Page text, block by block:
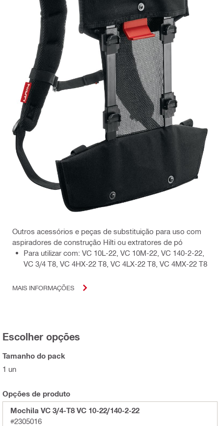
Outros acessórios e peças de substituição para uso com
aspiradores de construção Hilti ou extratores de pó
Para utilizar com: VC 10L-22, VC 10M-22, VC 140-2-22,
VC 3/4 T8, VC 4HX-22 T8, VC 4LX-22 T8, VC 4MX-22 T8
MAIS INFORMAÇÕES
Escolher opções
Tamanho do pack
1 un
Opções de produto
Mochila VC 3/4-T8 VC 10-22/140-2-22
#2305016